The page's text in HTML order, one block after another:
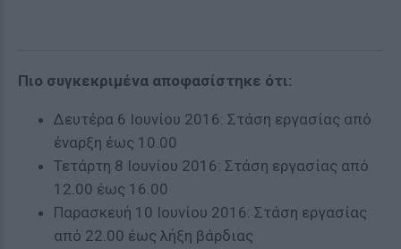
Πιο συγκεκριμένα αποφασίστηκε ότι:
Δευτέρα 6 Ιουνίου 2016: Στάση εργασίας από
έναρξη έως 10.00
Τετάρτη 8 Ιουνίου 2016: Στάση εργασίας από
12.00 έως 16.00
Παρασκευή 10 Ιουνίου 2016: Στάση εργασίας
από 22.00 έως λήξη βάρδιας